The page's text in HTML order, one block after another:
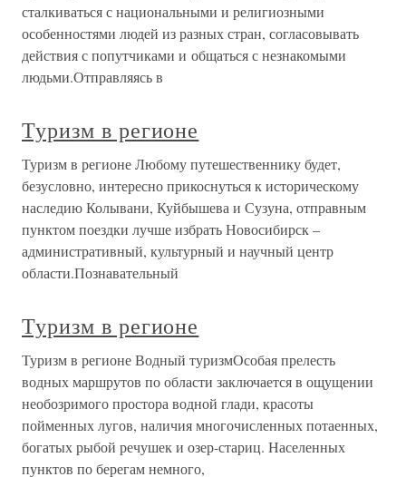
сталкиваться с национальными и религиозными
особенностями людей из разных стран, согласовывать
действия с попутчиками и общаться с незнакомыми
людьми.Отправляясь в
Туризм в регионе
Туризм в регионе Любому путешественнику будет,
безусловно, интересно прикоснуться к историческому
наследию Колывани, Куйбышева и Сузуна, отправным
пунктом поездки лучше избрать Новосибирск –
административный, культурный и научный центр
области.Познавательный
Туризм в регионе
Туризм в регионе Водный туризмОсобая прелесть
водных маршрутов по области заключается в ощущении
необозримого простора водной глади, красоты
пойменных лугов, наличия многочисленных потаенных,
богатых рыбой речушек и озер-стариц. Населенных
пунктов по берегам немного,